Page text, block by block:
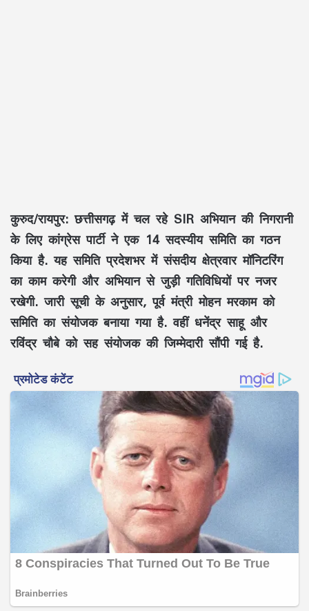
कुरुद/रायपुर: छत्तीसगढ़ में चल रहे SIR अभियान की निगरानी
के लिए कांग्रेस पार्टी ने एक 14 सदस्यीय समिति का गठन
किया है. यह समिति प्रदेशभर में संसदीय क्षेत्रवार मॉनिटरिंग
का काम करेगी और अभियान से जुड़ी गतिविधियों पर नजर
रखेगी. जारी सूची के अनुसार, पूर्व मंत्री मोहन मरकाम को
समिति का संयोजक बनाया गया है. वहीं धनेंद्र साहू और
रविंद्र चौबे को सह संयोजक की जिम्मेदारी सौंपी गई है.